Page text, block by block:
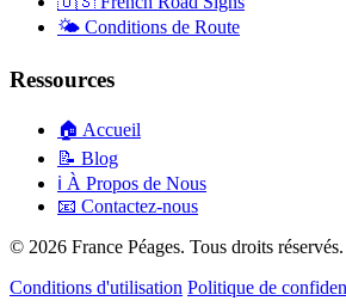
🌤️ Conditions de Route
Ressources
🏠 Accueil
📝 Blog
ℹ️ À Propos de Nous
📧 Contactez-nous
© 2026 France Péages. Tous droits réservés.
Conditions d'utilisation Politique de